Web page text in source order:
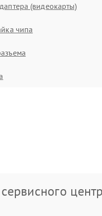
(видеокарты)
чипа